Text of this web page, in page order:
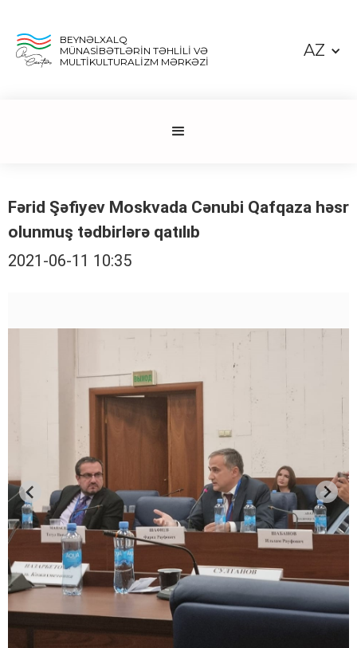
BEYNƏLXALQ
MÜNASİBƏTLƏRİN TƏHLİLİ VƏ
MULTİKULTURALİZM MƏRKƏZİ
AZ
Fərid Şəfiyev Moskvada Cənubi Qafqaza həsr
olunmuş tədbirlərə qatılıb
2021-06-11 10:35